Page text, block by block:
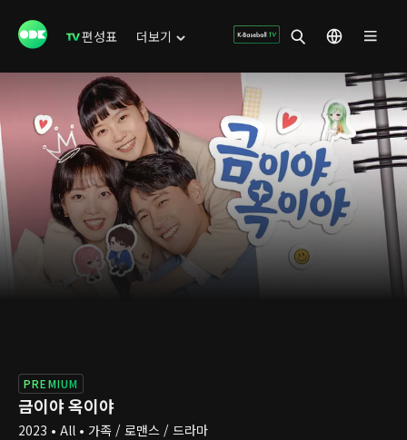
편성표 더보기
PREMIUM
금이야 옥이야
2023 • All • 가족 / 로맨스 / 드라마